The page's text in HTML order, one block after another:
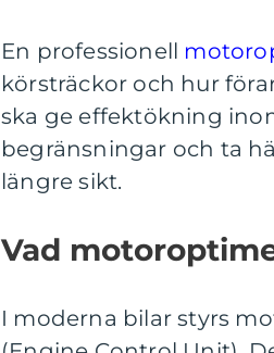
En professionell
körsträckor och hur
ska ge effektökning
begränsningar och ta
längre sikt.
Vad
I moderna bilar styrs